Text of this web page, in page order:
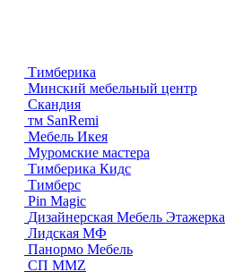
Тимберика
Минский мебельный центр
Скандия
тм SanRemi
Мебель Икея
Муромские мастера
Тимберика Кидс
Тимберс
Pin Magic
Дизайнерская Мебель Этажерка
Лидская МФ
Панормо Мебель
СП ММZ